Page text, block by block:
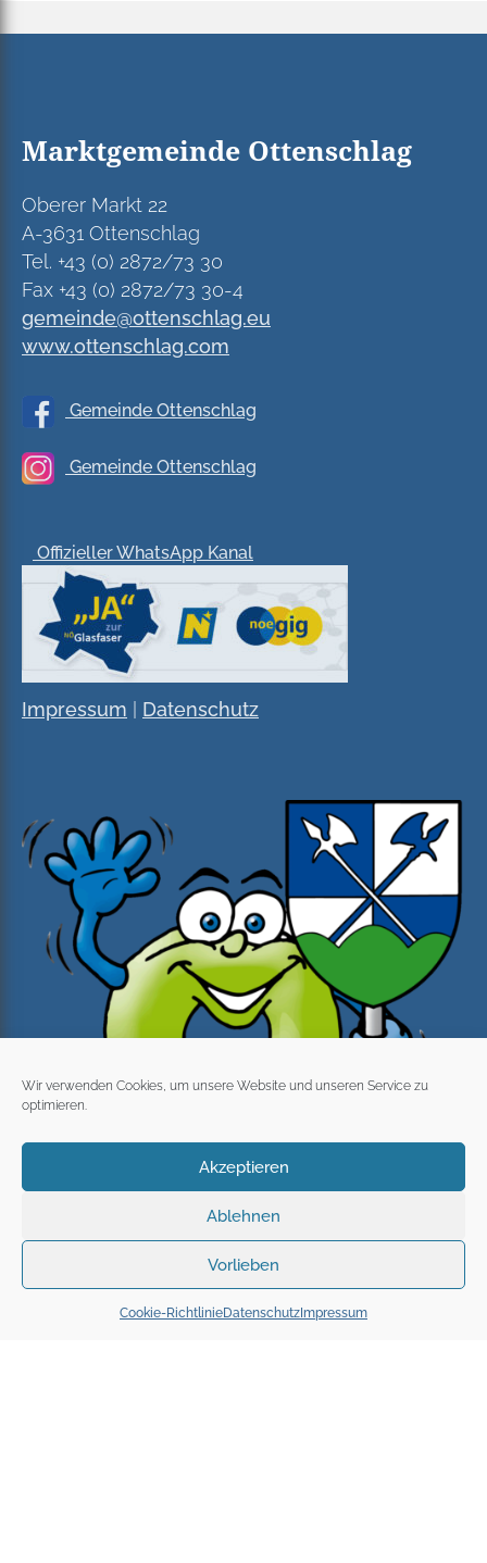
Wir verwenden Cookies, um unsere Website und unseren Service zu
optimieren.
Akzeptieren
Ablehnen
Vorlieben
Cookie-RichtlinieDatenschutz Impressum
Marktgemeinde Ottenschlag
Oberer Markt 22
A-3631 Ottenschlag
Tel. +43 (0) 2872/73 30
Fax +43 (0) 2872/73 30-4
gemeinde@ottenschlag.eu
www.ottenschlag.com
Gemeinde Ottenschlag
Gemeinde Ottenschlag
Offizieller WhatsApp Kanal
Impressum Datenschutz